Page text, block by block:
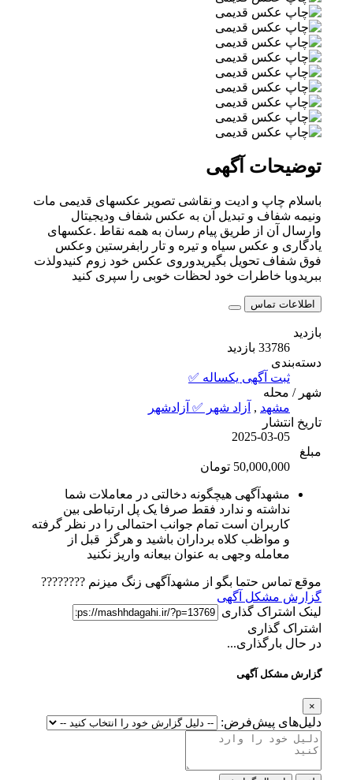
توضیحات آگهی
باسلام چاپ و ادیت و نقاشی تصویر عکسهای قدیمی مات
ونیمه شفاف و تبدیل آن به عکس شفاف ودیجیتال
وارسال آن از طریق پیام رسان به همه نقاط .عکسهای
یادگاری و عکس سیاه و تیره و تار رابفرستین وعکس
فوق شفاف تحویل بگیریدوروی عکس خود زوم کنیدولذت
ببریدوبا خاطرات خود لحظات خوبی را سپری کنید
اطلاعات تماس
بازدید
33786 بازدید
دسته‌بندی
ثبت آگهی یکساله ✅
شهر / محله
مشهد , آزاد شهر ✅ آزادشهر
تاریخ انتشار
2025-03-05
مبلغ
50,000,000 تومان
مشهدآگهی هیچگونه دخالتی در معاملات شما
نداشته و ندارد فقط صرفا یک پل ارتباطی بین
کاربران است تمام جوانب احتمالی را در نظر گرفته
و مواظب کلاه برداران باشید و هرگز قبل از
معامله وجهی به عنوان بیعانه واریز نکنید
موقع تماس حتما بگو از مشهدآگهی زنگ میزنم ????????
گزارش مشکل آگهی
لینک اشتراک گذاری
اشتراک گذاری
در حال بارگذاری...
گزارش مشکل آگهی
×
دلیل‌های پیش‌فرض: